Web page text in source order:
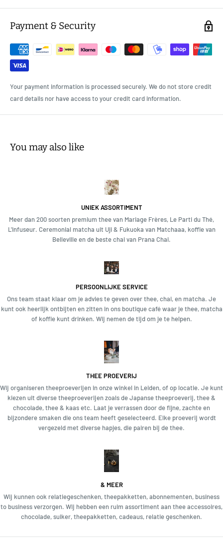
Payment & Security
Your payment information is processed securely. We do not store credit
card details nor have access to your credit card information.
You may also like
UNIEK ASSORTIMENT
Meer dan 200 soorten premium thee van Mariage Frères, Le Parti du Thé,
L'Infuseur. Ceremonial matcha uit Uji & Fukuoka van Matchaaa, koffie van
Belleville en de beste chai van Prana Chai.
PERSOONLIJKE SERVICE
Ons team staat klaar om je advies te geven over thee, chai, en matcha. Je
kunt ook heerlijk ontbijten en zitten in ons boutique café waar je thee, matcha
of koffie kunt drinken. Wij nemen de tijd om je te helpen.
THEE PROEVERIJ
Wij organiseren theeproeverijen in onze winkel in Leiden, of op locatie. Je kunt
kiezen uit diverse theeproeverijen zoals de Japanse theeproeverij, thee &
chocolade, thee & kaas etc. Laat je verrassen door de fijne, zachte en
bijzondere smaken die ons team heeft geselecteerd. Elke proeverij wordt
vergezeld met diverse hapjes, die pairen bij de thee.
& MEER
Wij kunnen ook relatiegeschenken, theepakketten, abonnementen, business
to business verzorgen. Wij hebben een ruim assortiment aan thee accessoires,
chocolade, suiker, theepakketten, cadeaus, relatie geschenken.